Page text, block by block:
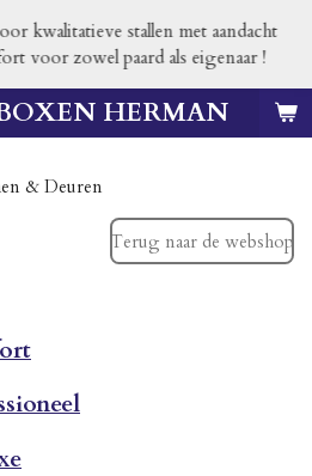
HERMAN
kwalitatieve stallen met aandacht
voor zowel paard als eigenaar !
& Deuren
Terug naar de webshop